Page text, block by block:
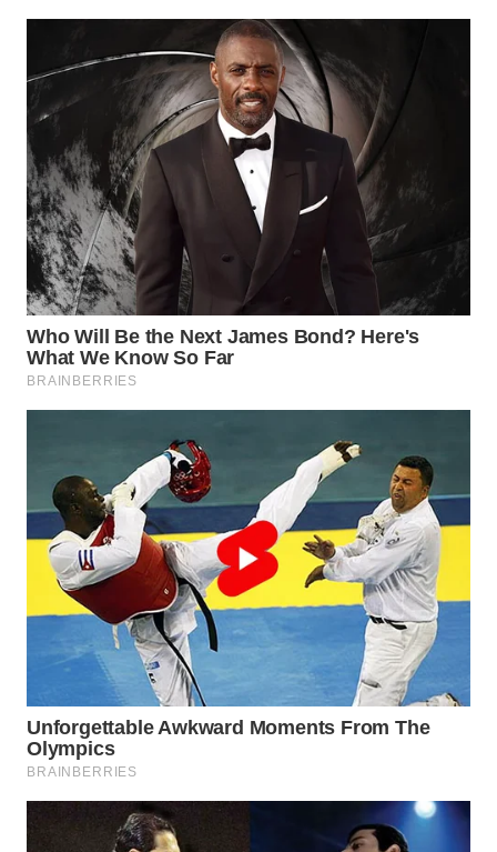
INDRAMAYU
KUNINGAN
WN
MAJALENGKA
WN
SUBANG
WN
PURWAKARTA
WN
PRIANGAN
TIMUR
WN
SEMARANG
WN
SOLO
BOROBUDUR